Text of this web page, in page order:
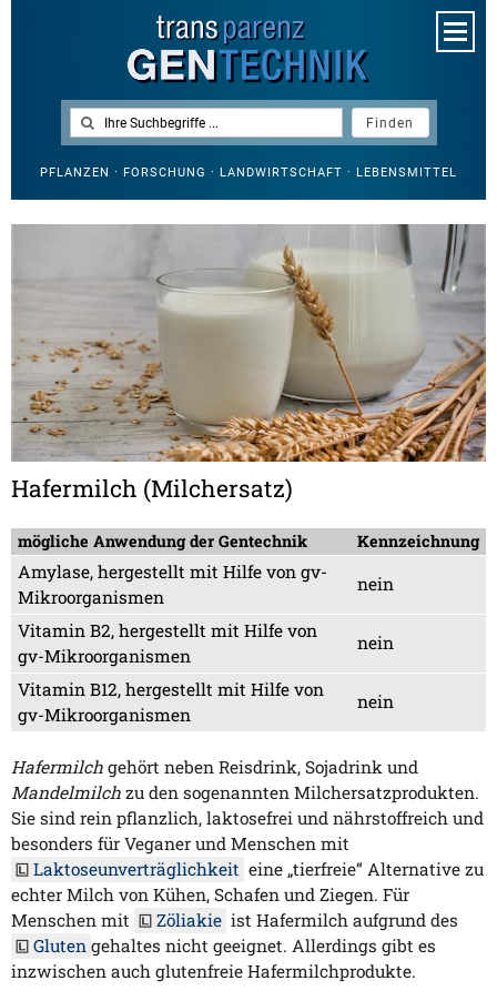
PFLANZEN · FORSCHUNG · LANDWIRTSCHAFT · LEBENSMITTEL
Hafermilch (Milchersatz)
mögliche Anwendung der Gentechnik Kennzeichnung
Amylase, hergestellt mit Hilfe von gv-
Mikroorganismen
nein
Vitamin B2, hergestellt mit Hilfe von
gv-Mikroorganismen
nein
Vitamin B12, hergestellt mit Hilfe von
gv-Mikroorganismen
nein
Hafermilch gehört neben Reisdrink, Sojadrink und
Mandelmilch zu den sogenannten Milchersatzprodukten.
Sie sind rein pflanzlich, laktosefrei und nährstoffreich und
besonders für Veganer und Menschen mit
Laktoseunverträglichkeit eine „tierfreie“ Alternative zu
echter Milch von Kühen, Schafen und Ziegen. Für
Menschen mit
Zöliakie ist Hafermilch aufgrund des
Gluten gehaltes nicht geeignet. Allerdings gibt es
inzwischen auch glutenfreie Hafermilchprodukte.